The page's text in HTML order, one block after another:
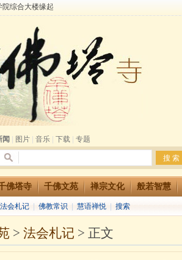
综合大楼缘起
阅藏报名通知
法会
和尚开讲《六祖坛经》
堂对大众的开示
佛学院女众部 2016年招生简章
佛塔寺弘法
祈福息灾地藏七 冥阳两利普渡群蒙盂兰盆
女众部2014年招生简章
闻
图片 音乐 下载 专题
佛塔寺 千佛文苑 禅宗文化 般若智慧
法会札记 佛教常识 慧语禅悦 搜索
> 法会札记 > 正文